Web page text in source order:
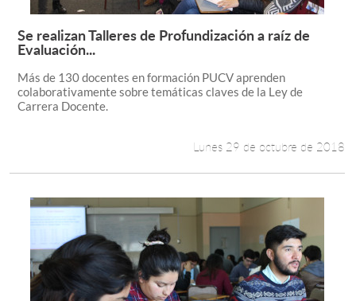
Leer más +
Se realizan Talleres de Profundización a raíz de
Evaluación...
Más de 130 docentes en formación PUCV aprenden
colaborativamente sobre temáticas claves de la Ley de
Carrera Docente.
Lunes 29 de octubre de 2018